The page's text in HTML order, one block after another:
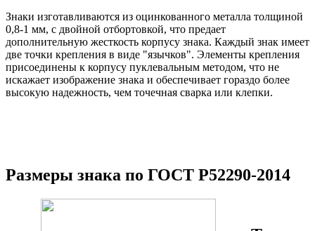
Знаки изготавливаются из оцинкованного металла толщиной
0,8-1 мм, с двойной отбортовкой, что предает
дополнительную жесткость корпусу знака. Каждый знак имеет
две точки крепления в виде "язычков". Элементы крепления
присоединены к корпусу пуклевальным методом, что не
искажает изображение знака и обеспечивает гораздо более
высокую надежность, чем точечная сварка или клепки.
Размеры знака по ГОСТ Р52290-2014